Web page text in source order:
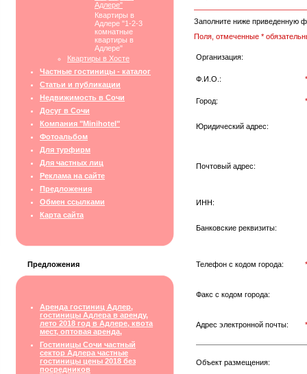
Адлере"
Квартиры в
Адлере "1-2-3
комнатные
квартиры в
Адлере"
Квартиры в Хосте
Частные гостиницы - каталог
Статьи и публикации
Недвижимость в Сочи
Досуг в Сочи
Компания "Minihotel"
Фотоальбом
Для турфирм
Для частных лиц
Реклама на сайте
Предложения
Обмен ссылками
Карта сайта
Предложения
Аренда гостиниц Адлер,
гостиницы Адлера в аренду,
лето 2018 год в Адлере, квота
мест, оптовая аренда,
Гостиницы Сочи частный
сектор Адлера частные
гостиницы цены 2018 без
посредников
Заполните ниже приведенную
Поля, отмеченные *
Организация:
Ф.И.О.: *
Город: *
Юридический адрес:
Почтовый адрес:
ИНН:
Банковские реквизиты:
Телефон с кодом города: *
Факс с кодом города:
Адрес электронной почты: *
Объект размещения: